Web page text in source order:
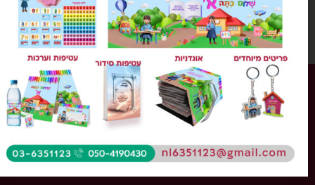
כל הזכויות שמורות ל'נעים להקיר'
השימוש במידע, בתוכן ובחומר כל שהוא מהאתר או
הקטלוג, אסורה בהחלט על פי דיני התורה והחוק.